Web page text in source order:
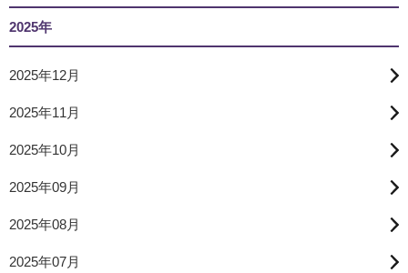
2025年
2025年12月
2025年11月
2025年10月
2025年09月
2025年08月
2025年07月